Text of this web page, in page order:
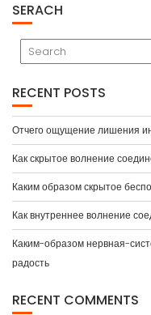
SERACH
RECENT POSTS
Отчего ощущение лишения
Как скрытое волнение
Каким образом скрытое
Как внутреннее волнение
Каким-образом нервная-
радость
RECENT COMMENTS